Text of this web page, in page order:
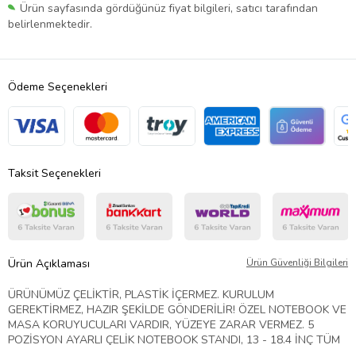
Ürün sayfasında gördüğünüz fiyat bilgileri, satıcı tarafından
belirlenmektedir.
Ödeme Seçenekleri
Taksit Seçenekleri
Ürün Açıklaması Ürün Güvenliği Bilgileri
ÜRÜNÜMÜZ ÇELİKTİR, PLASTİK İÇERMEZ. KURULUM
GEREKTİRMEZ, HAZIR ŞEKİLDE GÖNDERİLİR! ÖZEL NOTEBOOK VE
MASA KORUYUCULARI VARDIR, YÜZEYE ZARAR VERMEZ. 5
POZİSYON AYARLI ÇELİK NOTEBOOK STANDI, 13 - 18.4 İNÇ TÜM